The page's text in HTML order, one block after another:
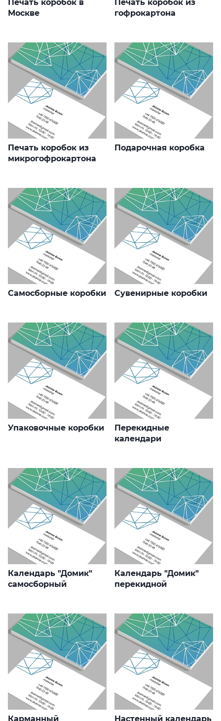
Печать коробок в
Москве
Печать коробок из
гофрокартона
Печать коробок из
микрогофрокартона
Подарочная коробка
Самосборные коробки Сувенирные коробки
Упаковочные коробки
Перекидные
календари
Календарь "Домик"
самосборный
Календарь "Домик"
перекидной
Карманный Настенный календарь